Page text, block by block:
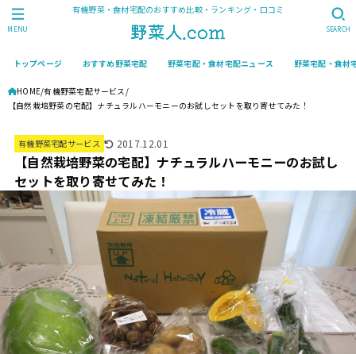
有機野菜・食材宅配のおすすめ比較・ランキング・口コミ
トップページ おすすめ野菜宅配 野菜宅配・食材宅配ニュース 野菜宅配・食材
SEARCH
MENU
HOME 有機野菜宅配サービス
【自然栽培野菜の宅配】ナチュラルハーモニーのお試しセットを取り寄せてみた！
有機野菜宅配サービス 2017.12.01
【自然栽培野菜の宅配】ナチュラルハーモニーのお試し
セットを取り寄せてみた！